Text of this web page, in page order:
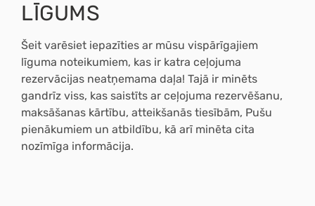
LĪGUMS
Šeit varēsiet iepazīties ar mūsu vispārīgajiem
līguma noteikumiem, kas ir katra ceļojuma
rezervācijas neatņemama daļa! Tajā ir minēts
gandrīz viss, kas saistīts ar ceļojuma rezervēšanu,
maksāšanas kārtību, atteikšanās tiesībām, Pušu
pienākumiem un atbildību, kā arī minēta cita
nozīmīga informācija.